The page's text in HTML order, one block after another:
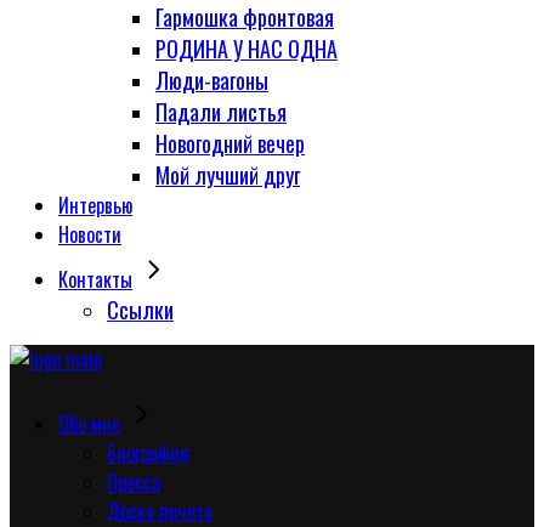
Гармошка фронтовая
РОДИНА У НАС ОДНА
Люди-вагоны
Падали листья
Новогодний вечер
Мой лучший друг
Интервью
Новости
Контакты
Сcылки
Обо мне
Биография
Пресса
Доска почета